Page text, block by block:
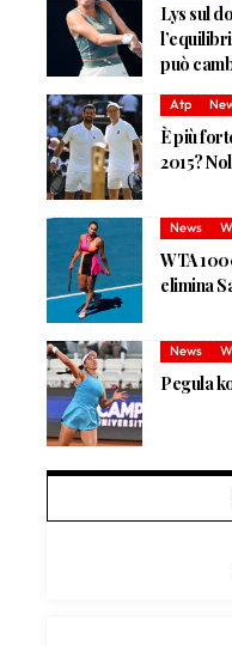
Lys sul
può
Atp
È più
2015?
News
WTA
elimina
News
Pegula